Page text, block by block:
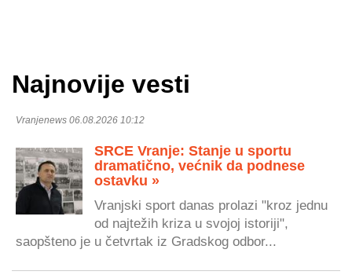
Najnovije vesti
Vranjenews 06.08.2026 10:12
SRCE Vranje: Stanje u sportu
dramatično, većnik da podnese
ostavku »
Vranjski sport danas prolazi "kroz jednu
od najtežih kriza u svojoj istoriji",
saopšteno je u četvrtak iz Gradskog odbor...